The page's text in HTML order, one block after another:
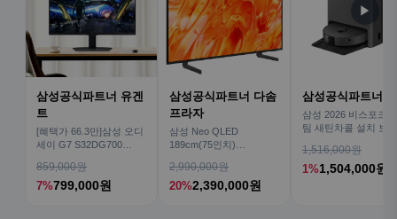
삼성공식파트너 유겐
트
[혜택가 66.3만]삼성 오디
세이 G7 S32DG700
859,000원
7%799,000원
삼성공식파트너 다솜
프라자
삼성 Neo QLED
189cm(75인치)
TV
2,990,000원
20%2,390,000원
삼성공식파트너
삼성 2026 비스포크
팀 새틴차콜 설치 보
1,516,000원
1%1,504,000원
▶